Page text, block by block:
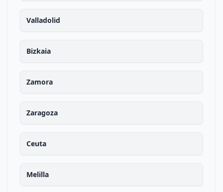
Valladolid
Bizkaia
Zamora
Zaragoza
Ceuta
Melilla